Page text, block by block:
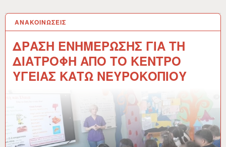
ΑΝΑΚΟΙΝΩΣΕΙΣ
ΔΡΑΣΗ ΕΝΗΜΕΡΩΣΗΣ ΓΙΑ ΤΗ
ΔΙΑΤΡΟΦΗ ΑΠΟ ΤΟ ΚΕΝΤΡΟ
ΥΓΕΙΑΣ ΚΑΤΩ ΝΕΥΡΟΚΟΠΙΟΥ
6 ΜΆΙ 2026